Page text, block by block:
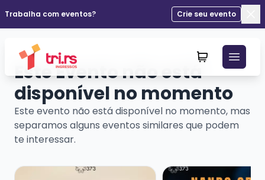
Trabalha com eventos?
Crie seu evento
Este Evento não está
disponível no momento
Este evento não está disponível no momento, mas
separamos alguns eventos similares que podem
te interessar.
Veja mais sobre FRONTEIRAS SONORAS – FESTIVAL
Veja mais sobre